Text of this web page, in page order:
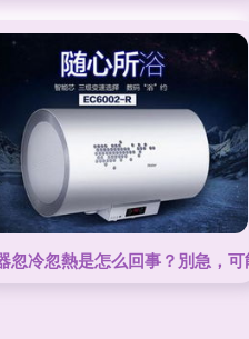
忽冷忽熱是怎么回事？別急，可